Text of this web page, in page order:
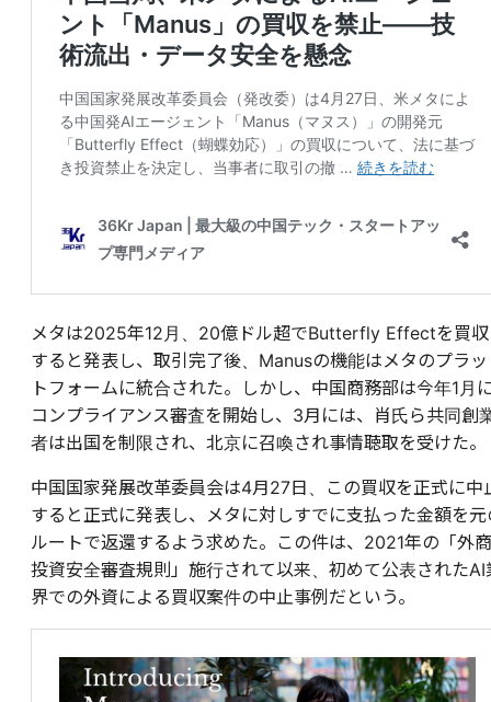
メタは2025年12月、20億ドル超でButterfly Effectを買収
すると発表し、取引完了後、Manusの機能はメタのプラッ
トフォームに統合された。しかし、中国商務部は今年1月
コンプライアンス審査を開始し、3月には、肖氏ら共同創
者は出国を制限され、北京に召喚され事情聴取を受けた。
中国国家発展改革委員会は4月27日、この買収を正式に中
すると正式に発表し、メタに対しすでに支払った金額を元
ルートで返還するよう求めた。この件は、2021年の「外商
投資安全審査規則」施行されて以来、初めて公表されたAI
界での外資による買収案件の中止事例だという。